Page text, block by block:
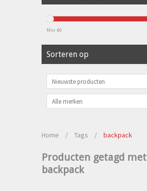
Min: €0
Sorteren op
Home / Tags / backpack
Producten getagd met
backpack